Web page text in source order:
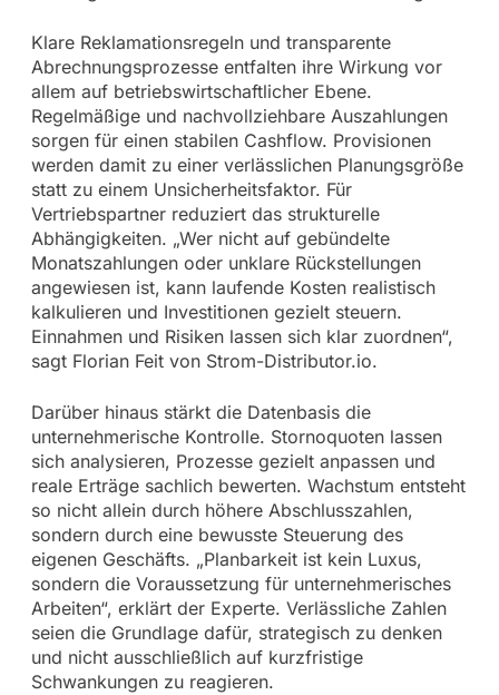
Klare Reklamationsregeln und transparente
Abrechnungsprozesse entfalten ihre Wirkung vor
allem auf betriebswirtschaftlicher Ebene.
Regelmäßige und nachvollziehbare Auszahlungen
sorgen für einen stabilen Cashflow. Provisionen
werden damit zu einer verlässlichen Planungsgröße
statt zu einem Unsicherheitsfaktor. Für
Vertriebspartner reduziert das strukturelle
Abhängigkeiten. „Wer nicht auf gebündelte
Monatszahlungen oder unklare Rückstellungen
angewiesen ist, kann laufende Kosten realistisch
kalkulieren und Investitionen gezielt steuern.
Einnahmen und Risiken lassen sich klar zuordnen“,
sagt Florian Feit von Strom-Distributor.io.
Darüber hinaus stärkt die Datenbasis die
unternehmerische Kontrolle. Stornoquoten lassen
sich analysieren, Prozesse gezielt anpassen und
reale Erträge sachlich bewerten. Wachstum entsteht
so nicht allein durch höhere Abschlusszahlen,
sondern durch eine bewusste Steuerung des
eigenen Geschäfts. „Planbarkeit ist kein Luxus,
sondern die Voraussetzung für unternehmerisches
Arbeiten“, erklärt der Experte. Verlässliche Zahlen
seien die Grundlage dafür, strategisch zu denken
und nicht ausschließlich auf kurzfristige
Schwankungen zu reagieren.